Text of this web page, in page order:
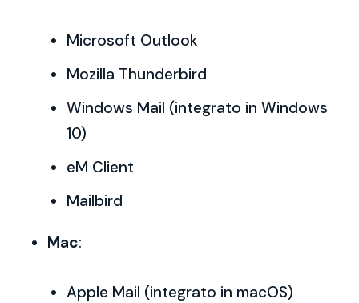
Microsoft Outlook
Mozilla Thunderbird
Windows Mail (integrato in Windows
10)
eM Client
Mailbird
Mac:
Apple Mail (integrato in macOS)